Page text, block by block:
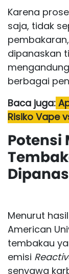
Karena
saja, tidak
dipanaskan
berbagai
Baca juga:
Risiko Vape
Potensi
Menurut
American
tembakau
emisi
senyawa